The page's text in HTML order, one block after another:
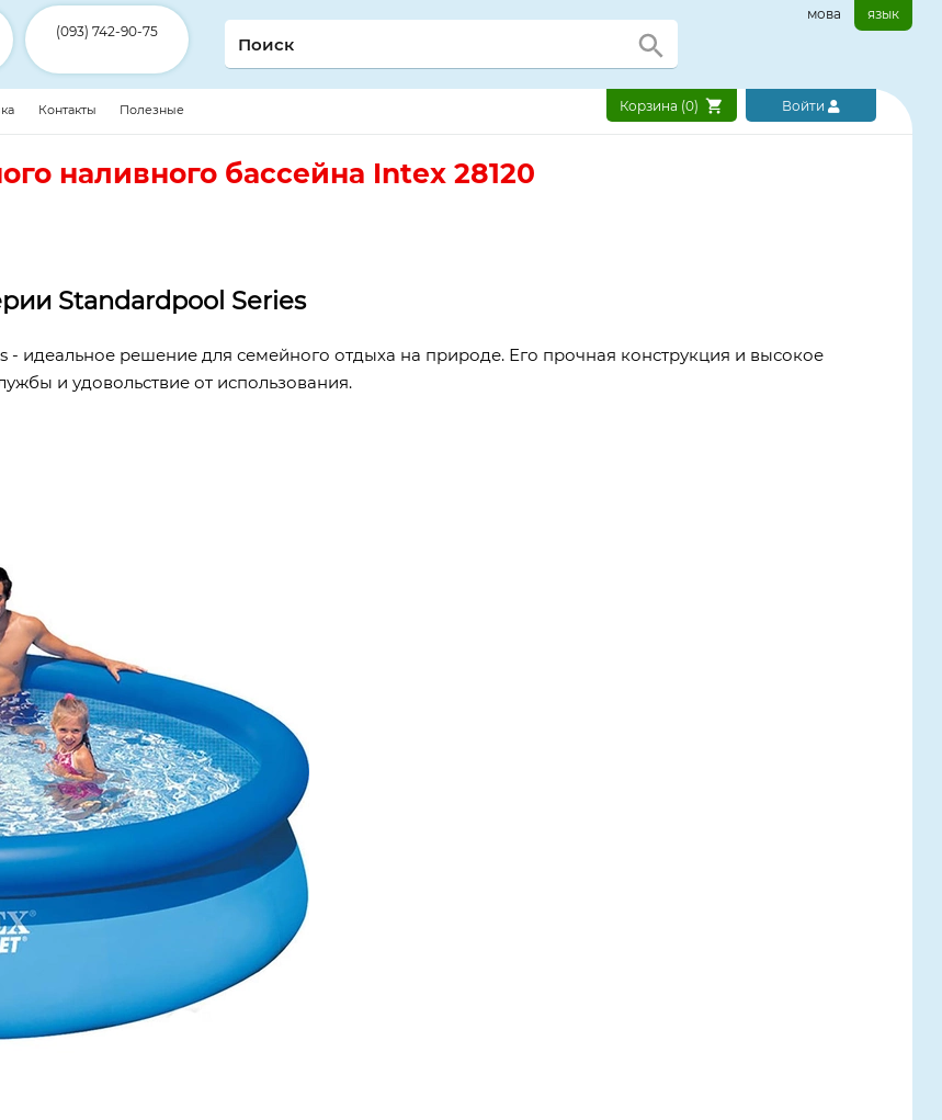
(093) 742-90-75
мова язык
Контакты
Полезные
Корзина (0) Войти
наливного бассейна Intex 28120
Standardpool Series
- идеальное решение для семейного отдыха на природе. Его прочная конструкция и высокое
и удовольствие от использования.